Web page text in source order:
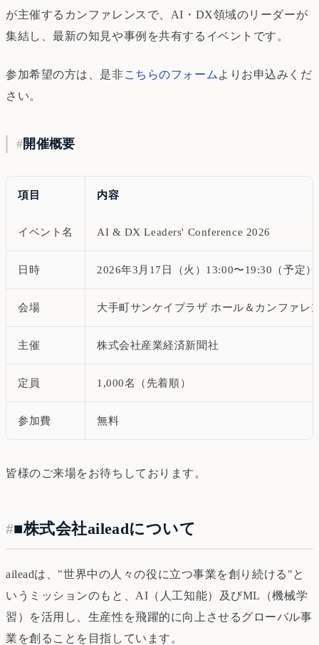
が主催するカンファレンスで、AI・DX領域のリーダーが
集結し、最新の知見や事例を共有するイベントです。
参加希望の方は、是非こちらのフォーム よりお申込みくだ
さい。
#開催概要
項目 内容
イベント名 AI & DX Leaders' Conference 2026
日時 2026年3月17日（火）13:00〜19:30（予定）
会場 大手町サンケイプラザ ホール＆カンファレ
主催 株式会社産業経済新聞社
定員 1,000名（先着順）
参加費 無料
皆様のご来場をお待ちしております。
#■株式会社aileadについて
aileadは、"世界中の人々の役に立つ事業を創り続ける"と
いうミッションのもと、AI（人工知能）及びML（機械学
習）を活用し、生産性を飛躍的に向上させるグローバル事
業を創ることを目指しています。